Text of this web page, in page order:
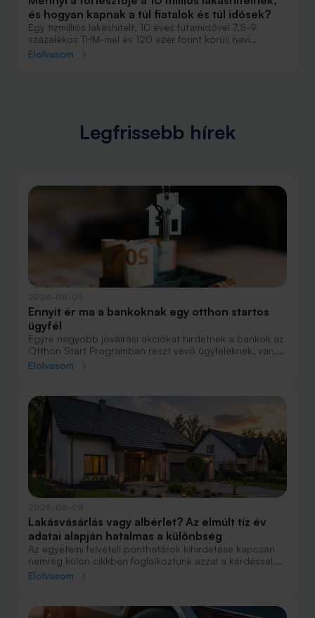
és hogyan kapnak a túl fiatalok és túl idősek?
Egy tízmilliós lakáshitelt, 10 éves futamidővel 7,5-9
százalékos THM-mel és 120 ezer forint körüli havi
törlesztővel vehetünk fel. Ha a banknak túl fiatalok vagy
Elolvasom
Legfrissebb hírek
Ennyit ér ma a bankoknak egy otthon startos
ügyfél
Egyre nagyobb jóváírási akciókat hirdetnek a bankok az
Otthon Start Programban részt vevő ügyfeleknek, van,
ahol összesen akár félmillió forint jóváírást is össze lehet
nagyobb jóváírásért?
Elolvasom
Lakásvásárlás vagy albérlet? Az elmúlt tíz év
adatai alapján hatalmas a különbség
Az egyetemi felvételi ponthatárok kihirdetése kapcsán
nemrég külön cikkben foglalkoztunk azzal a kérdéssel,
hogy lakást venni vagy vásárolni éri meg jobban. Előző
csak teheti, annak mindenképpen megéri a
Elolvasom